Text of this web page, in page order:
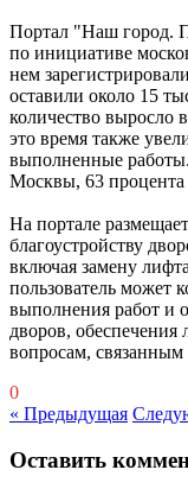
Портал "Наш город.
по инициативе
нем
оставили около 15
количество выросло
это время также
выполненные
Москвы, 63
На портале
благоустройству
включая замену
пользователь может
выполнения работ и
дворов,
вопросам, связанным
0
« Предыдущая
Оставить